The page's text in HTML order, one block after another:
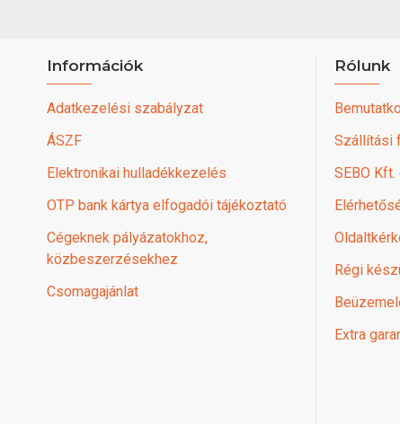
Információk
Adatkezelési szabályzat
ÁSZF
Elektronikai hulladékkezelés
OTP bank kártya elfogadói tájékoztató
Cégeknek pályázatokhoz,
közbeszerzésekhez
Csomagajánlat
Rólunk
Szállítási
SEBO
Régi
Extra